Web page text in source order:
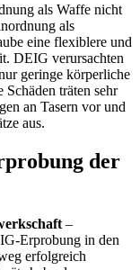
als Waffe nicht
als
eine flexiblere und
DEIG verursachten
geringe körperliche
träten sehr
an Tasern vor und
aus.
der
–
Erprobung in den
erfolgreich